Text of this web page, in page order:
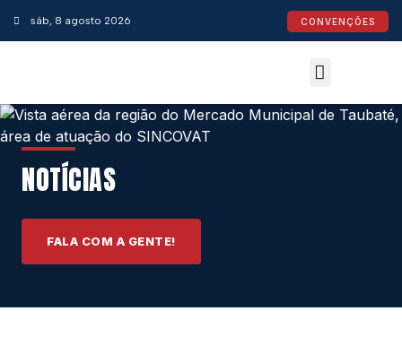
sáb, 8 agosto 2026 CONVENÇÕES
NOTÍCIAS
FALA COM A GENTE!